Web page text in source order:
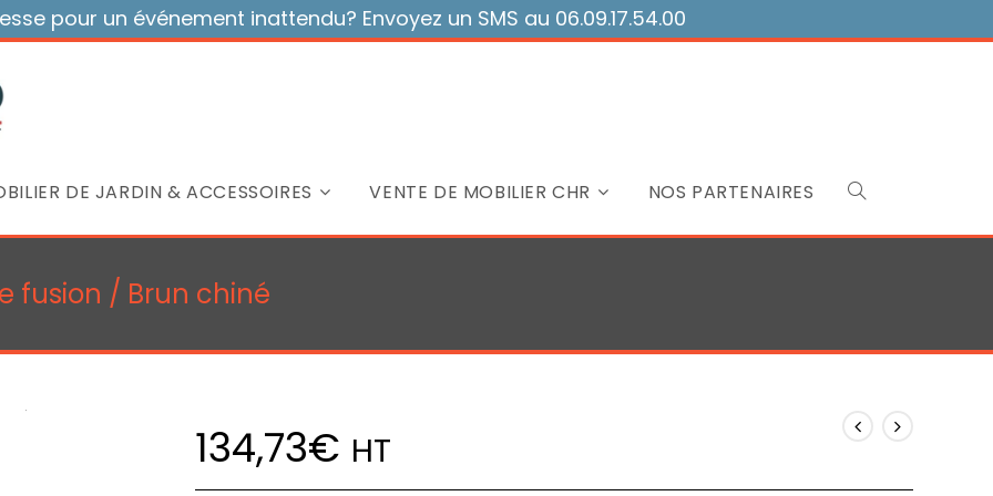
pour un événement inattendu? Envoyez un SMS au 06.09.17.54.00
DE JARDIN & ACCESSOIRES VENTE DE MOBILIER CHR NOS PARTENAIRES Toggle
search
fusion / Brun chiné
134,73€ HT